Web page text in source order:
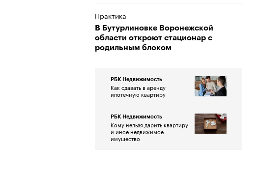
Практика
В Бутурлиновке Воронежской
области откроют стационар с
родильным блоком
РБК Недвижимость
Как сдавать в аренду
ипотечную квартиру
РБК Недвижимость
Кому нельзя дарить квартиру
и иное недвижимое
имущество